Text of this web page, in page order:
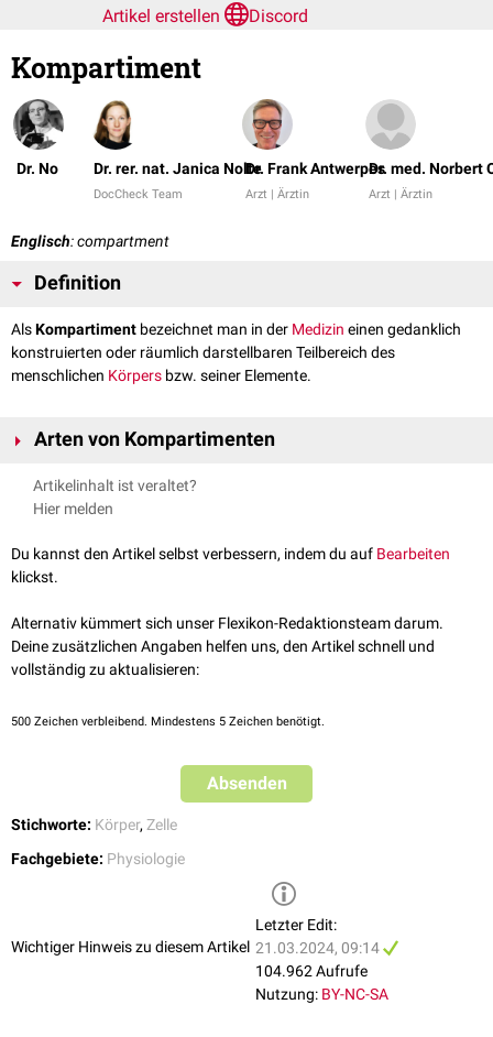
Artikel erstellen
Discord
Kompartiment
Dr. No Dr. rer. nat. Janica Nolte
DocCheck Team
Dr. Frank Antwerpes
Arzt | Ärztin
Dr. med. Norbert
Arzt | Ärztin
Englisch: compartment
Definition
AlsKompartiment bezeichnet man in der Medizin einen gedanklich
konstruierten oder räumlich darstellbaren Teilbereich des
menschlichen Körpers bzw. seiner Elemente.
Arten von Kompartimenten
Zellkompartimente
Innerhalb derZelle
Kompartimente stellen sich alsZellorganellendar. Dazu gehören unter
anderem:
Endoplasmatisches Retikulum
Mitochondrien
Vesikel
Artikelinhalt ist veraltet?
Hier melden
Du kannst den Artikel selbst verbessern, indem du auf Bearbeiten
klickst.
Alternativ kümmert sich unser Flexikon-Redaktionsteam darum.
Deine zusätzlichen Angaben helfen uns, den Artikel schnell und
vollständig zu aktualisieren:
500 Zeichen verbleibend. Mindestens 5 Zeichen benötigt.
Absenden
Stichworte: Körper, Zelle
Fachgebiete: Physiologie
Wichtiger Hinweis zu diesem Artikel
Letzter Edit:
21.03.2024, 09:14
104.962 Aufrufe
Nutzung: BY-NC-SA